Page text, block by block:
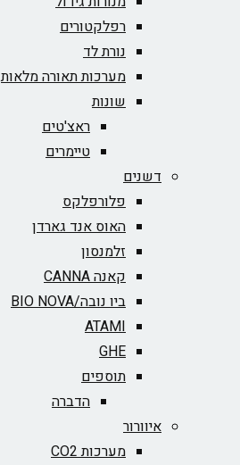
רפלקטורים
נורת לד
מערכות תאורה מלאות
שונות
ראצ'טים
טיימרים
דשנים
פלורפלקס
האוס אנד גארדן
זלמנסון
קאנה CANNA
ביו נובה/BIO NOVA‏
ATAMI
GHE
תוספים
הדברה
איוורור
מערכות CO2